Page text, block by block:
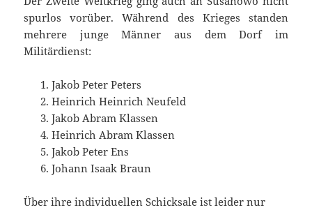
spurlos vorüber. Während des Krieges standen
mehrere junge Männer aus dem Dorf im
Militärdienst:
Jakob Peter Peters
Heinrich Heinrich Neufeld
Jakob Abram Klassen
Heinrich Abram Klassen
Jakob Peter Ens
Johann Isaak Braun
Über ihre individuellen Schicksale ist leider nur